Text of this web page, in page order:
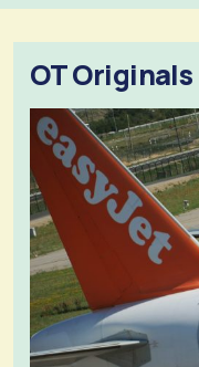
OT Originals